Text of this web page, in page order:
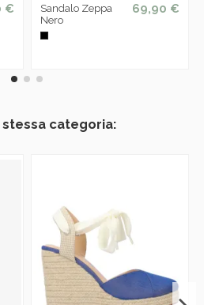
€
Sandalo Zeppa
Nero
69,90 €
categoria: